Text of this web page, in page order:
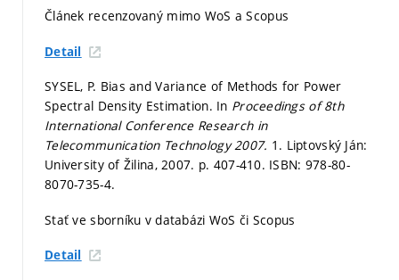
Článek recenzovaný mimo WoS a Scopus
Detail
SYSEL, P. Bias and Variance of Methods for Power
Spectral Density Estimation. In Proceedings of 8th
International Conference Research in
Telecommunication Technology 2007. 1. Liptovský Ján:
University of Žilina, 2007. p. 407-410. ISBN: 978-80-
8070-735-4.
Stať ve sborníku v databázi WoS či Scopus
Detail